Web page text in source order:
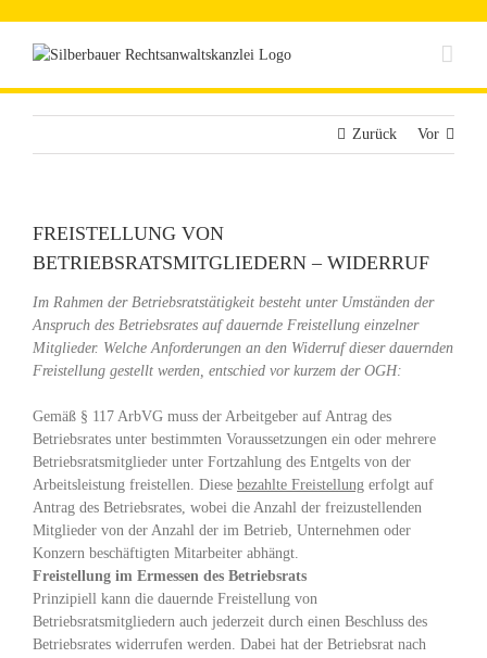
springen
Zurück Vor
FREISTELLUNG VON
BETRIEBSRATSMITGLIEDERN – WIDERRUF
Im Rahmen der Betriebsratstätigkeit besteht unter Umständen der
Anspruch des Betriebsrates auf dauernde Freistellung einzelner
Mitglieder. Welche Anforderungen an den Widerruf dieser dauernden
Freistellung gestellt werden, entschied vor kurzem der OGH:
Gemäß § 117 ArbVG muss der Arbeitgeber auf Antrag des
Betriebsrates unter bestimmten Voraussetzungen ein oder mehrere
Betriebsratsmitglieder unter Fortzahlung des Entgelts von der
Arbeitsleistung freistellen. Diese bezahlte Freistellung erfolgt auf
Antrag des Betriebsrates, wobei die Anzahl der freizustellenden
Mitglieder von der Anzahl der im Betrieb, Unternehmen oder
Konzern beschäftigten Mitarbeiter abhängt.
Freistellung im Ermessen des Betriebsrats
Prinzipiell kann die dauernde Freistellung von
Betriebsratsmitgliedern auch jederzeit durch einen Beschluss des
Betriebsrates widerrufen werden. Dabei hat der Betriebsrat nach